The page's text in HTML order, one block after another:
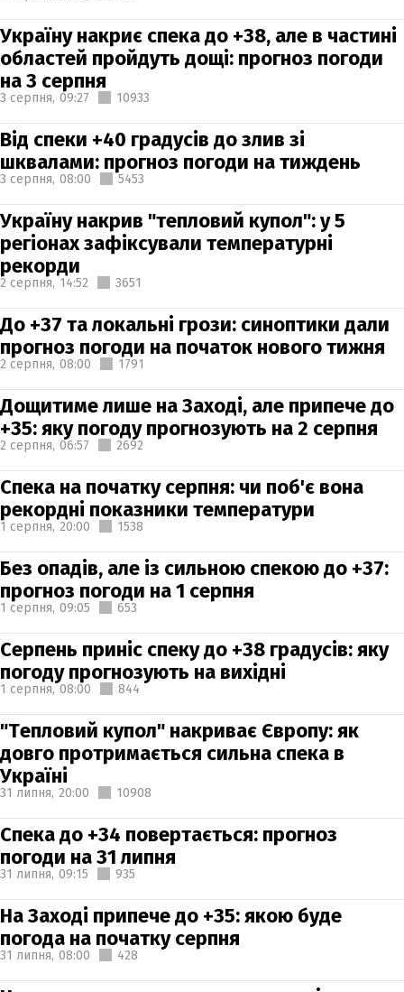
Україну накриє спека до +38, але в частині
областей пройдуть дощі: прогноз погоди
на 3 серпня
3 серпня, 09:27 10933
Від спеки +40 градусів до злив зі
шквалами: прогноз погоди на тиждень
3 серпня, 08:00 5453
Україну накрив "тепловий купол": у 5
регіонах зафіксували температурні
рекорди
2 серпня, 14:52 3651
До +37 та локальні грози: синоптики дали
прогноз погоди на початок нового тижня
2 серпня, 08:00 1791
Дощитиме лише на Заході, але припече до
+35: яку погоду прогнозують на 2 серпня
2 серпня, 06:57 2692
Спека на початку серпня: чи поб'є вона
рекордні показники температури
1 серпня, 20:00 1538
Без опадів, але із сильною спекою до +37:
прогноз погоди на 1 серпня
1 серпня, 09:05 653
Серпень приніс спеку до +38 градусів: яку
погоду прогнозують на вихідні
1 серпня, 08:00 844
"Тепловий купол" накриває Європу: як
довго протримається сильна спека в
Україні
31 липня, 20:00 10908
Спека до +34 повертається: прогноз
погоди на 31 липня
31 липня, 09:15 935
На Заході припече до +35: якою буде
погода на початку серпня
31 липня, 08:00 428